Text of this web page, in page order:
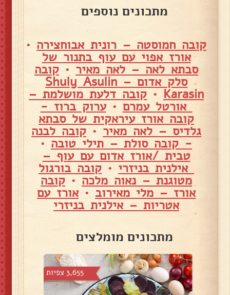
מתכונים נוספים
קובה חמוסטה – רונית אבוחצירה •
אורז אפוי עם עוף בתנור של
סבתא לאה – לאה מאיר • קובה
סלק אדום – Shuly Asulin
Karasin
• קובה דלעת מושלמת –
אורטל עמרם •ערוק ברוז -
קובה אורז עיראקית של סבתא
גלדיס – לאה מאיר • קובה לבנה
- קובה סולת – תילי טובה •
טבית /אורז אדום עם עוף –
אילנית בניזרי • קובה בורגול
מטוגנת – נאוה מלכה • קובה
אורז – מלי מאירוב •אורז עם
אטריות – אילנית בניזרי
מתכונים מומלצים
3,655 צפיות